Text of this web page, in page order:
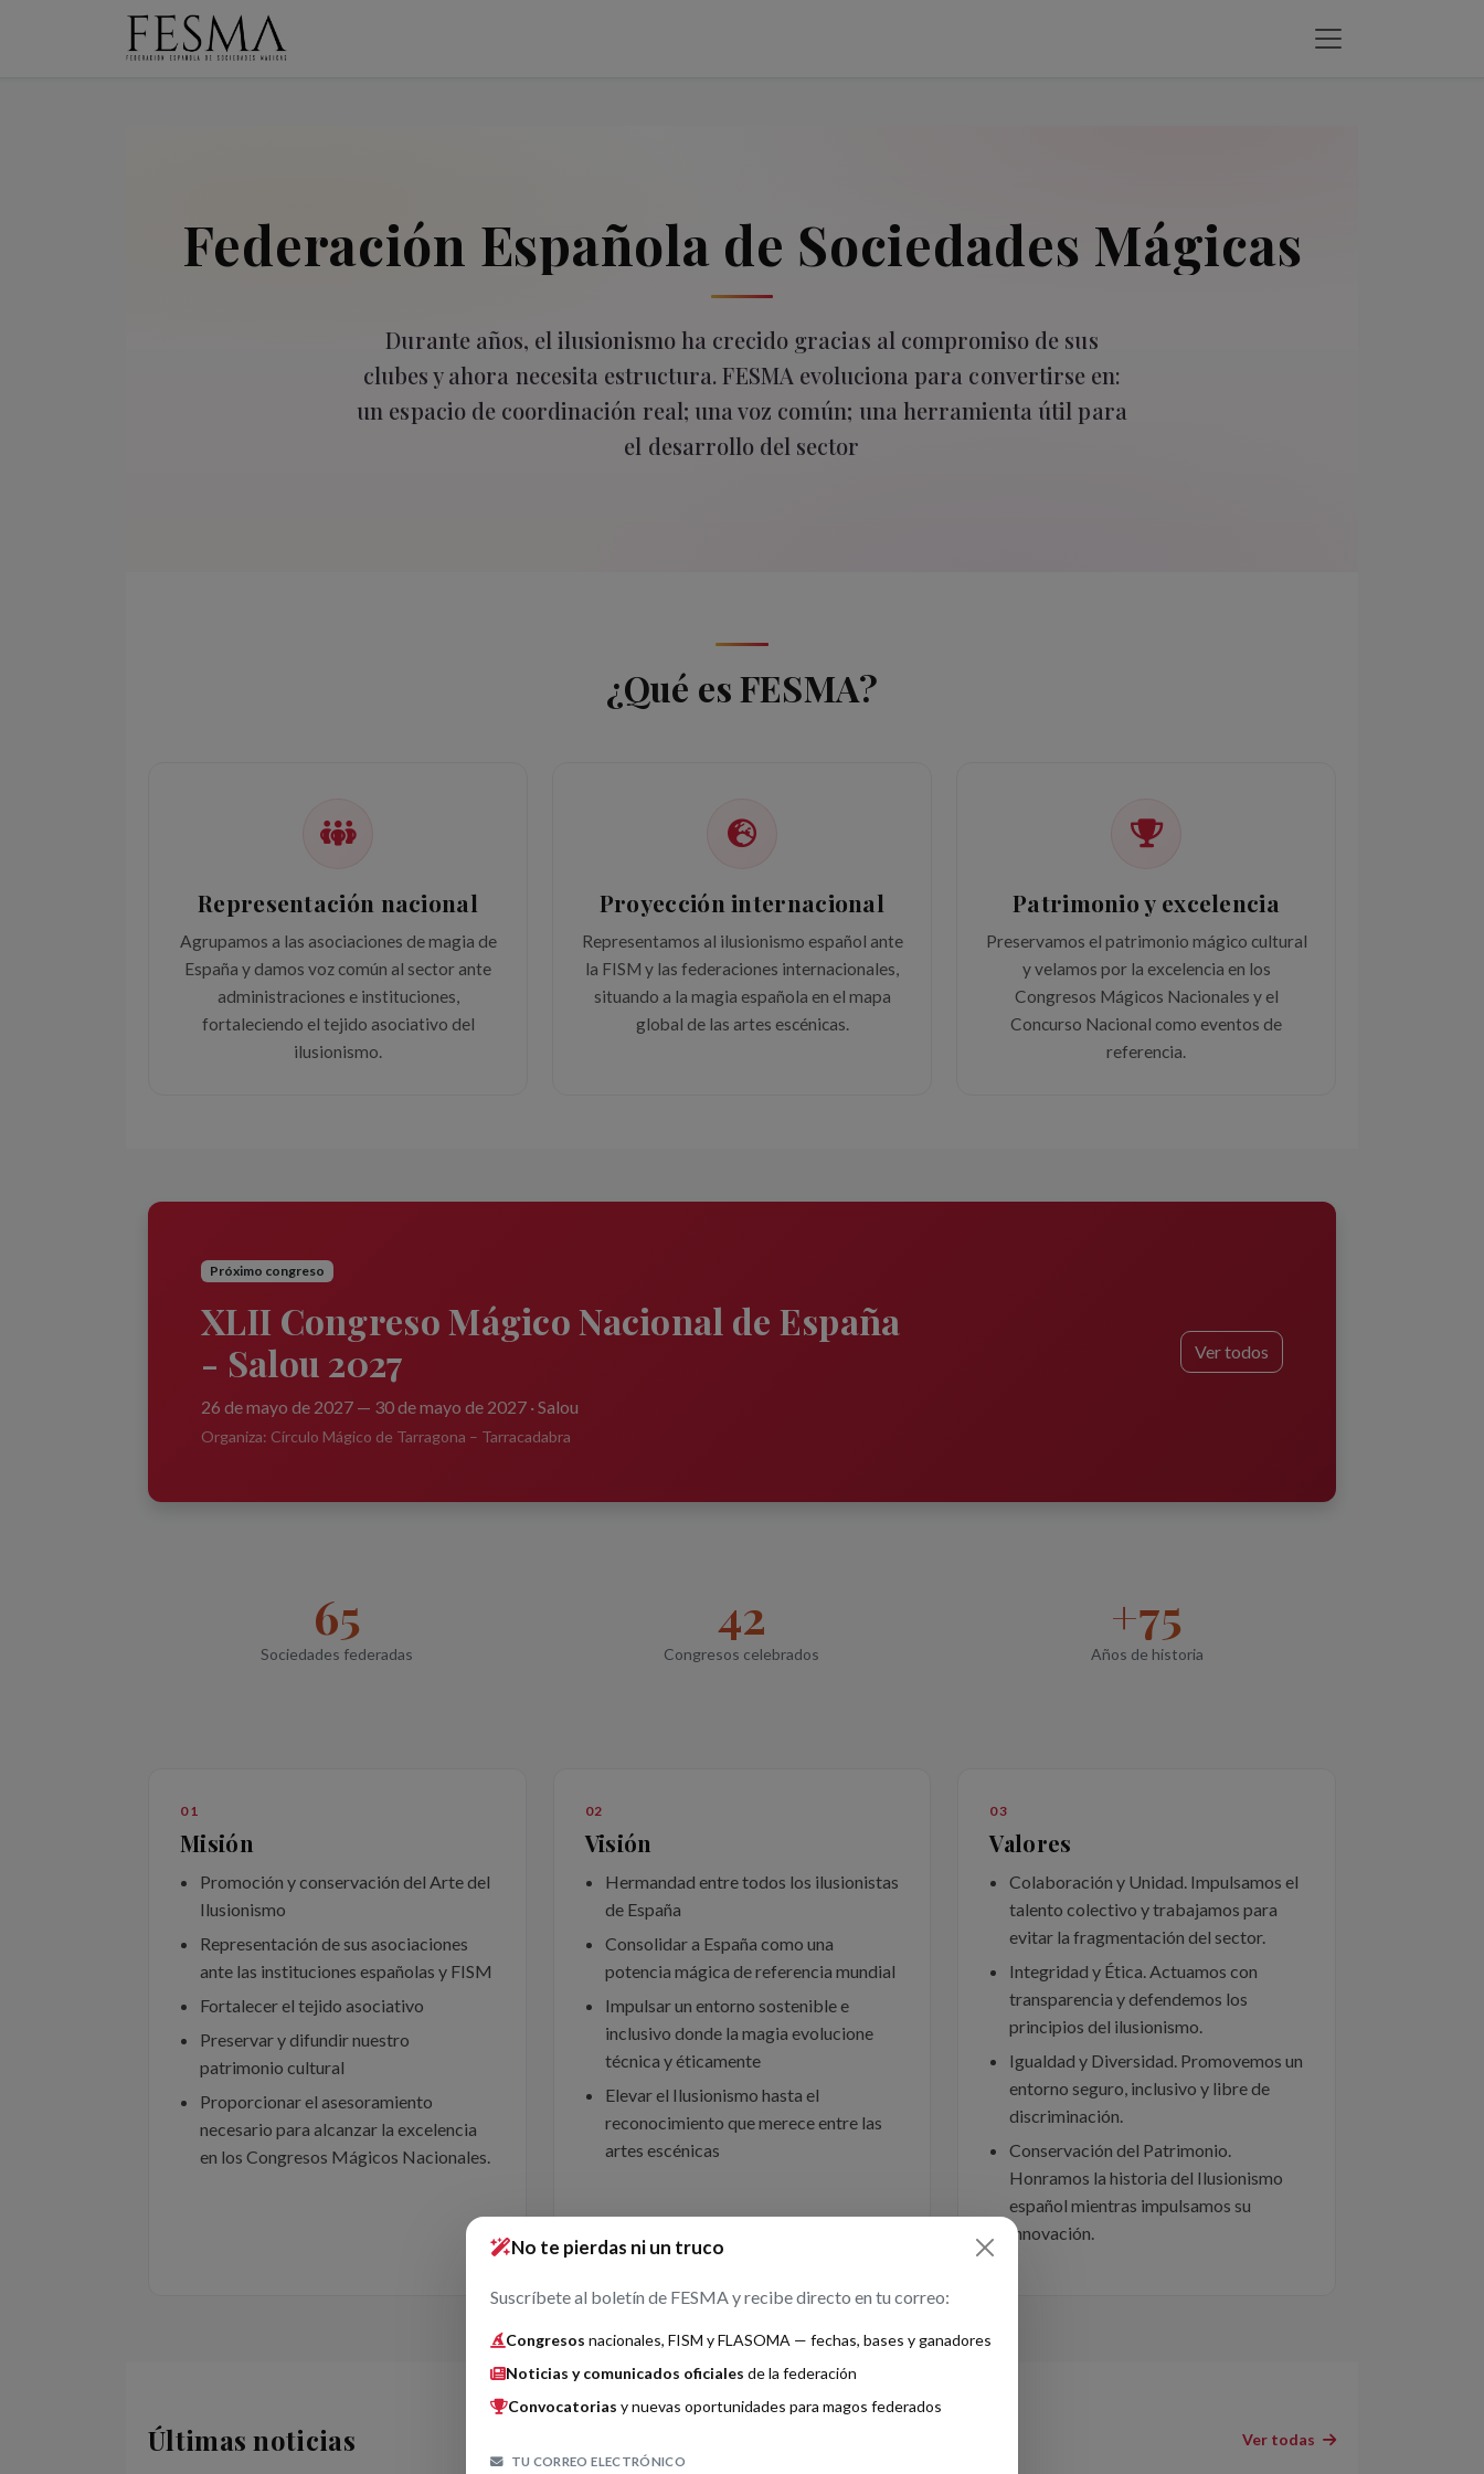
Federación Española de Sociedades Mágicas
Durante años, el ilusionismo ha crecido gracias al compromiso de sus
clubes y ahora necesita estructura. FESMA evoluciona para convertirse en:
un espacio de coordinación real; una voz común; una herramienta útil para
el desarrollo del sector
¿Qué es FESMA?
Representación nacional
Agrupamos a las asociaciones de magia de
España y damos voz común al sector ante
administraciones e instituciones,
fortaleciendo el tejido asociativo del
ilusionismo.
Proyección internacional
Representamos al ilusionismo español ante
la FISM y las federaciones internacionales,
situando a la magia española en el mapa
global de las artes escénicas.
Patrimonio y excelencia
Preservamos el patrimonio mágico cultural
y velamos por la excelencia en los
Congresos Mágicos Nacionales y el
Concurso Nacional como eventos de
referencia.
Próximo congreso
XLII Congreso Mágico Nacional de España
- Salou 2027
26 de mayo de 2027 — 30 de mayo de 2027 · Salou
Organiza: Círculo Mágico de Tarragona – Tarracadabra
Ver todos
65
Sociedades federadas
42
Congresos celebrados
+75
Años de historia
01
Misión
Promoción y conservación del Arte del
Ilusionismo
Representación de sus asociaciones
ante las instituciones españolas y FISM
Fortalecer el tejido asociativo
Preservar y difundir nuestro
patrimonio cultural
Proporcionar el asesoramiento
necesario para alcanzar la excelencia
en los Congresos Mágicos Nacionales.
02
Visión
Hermandad entre todos los ilusionistas
de España
Consolidar a España como una
potencia mágica de referencia mundial
Impulsar un entorno sostenible e
inclusivo donde la magia evolucione
técnica y éticamente
Elevar el Ilusionismo hasta el
reconocimiento que merece entre las
artes escénicas
03
Valores
Colaboración y Unidad. Impulsamos el
talento colectivo y trabajamos para
evitar la fragmentación del sector.
Integridad y Ética. Actuamos con
transparencia y defendemos los
principios del ilusionismo.
Igualdad y Diversidad. Promovemos un
entorno seguro, inclusivo y libre de
discriminación.
Conservación del Patrimonio.
Honramos la historia del Ilusionismo
español mientras impulsamos su
innovación.
Últimas noticias Ver todas
No te pierdas ni un truco
Suscríbete al boletín de FESMA y recibe directo en tu correo:
Congresos nacionales, FISM y FLASOMA — fechas, bases y ganadores
Noticias y comunicados oficiales de la federación
Convocatorias y nuevas oportunidades para magos federados
TU CORREO ELECTRÓNICO